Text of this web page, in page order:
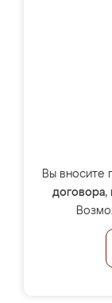
Вы вносите
договора,